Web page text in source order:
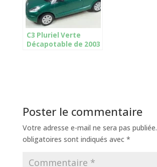
C3 Pluriel Verte
Décapotable de 2003
Poster le commentaire
Votre adresse e-mail ne sera pas publiée.
obligatoires sont indiqués avec *